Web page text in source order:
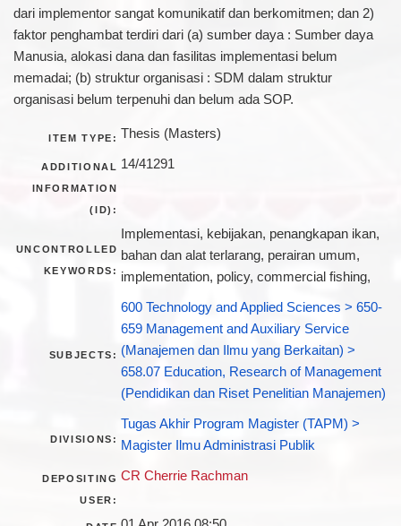
dari implementor sangat komunikatif dan berkomitmen; dan 2)
faktor penghambat terdiri dari (a) sumber daya : Sumber daya
Manusia, alokasi dana dan fasilitas implementasi belum
memadai; (b) struktur organisasi : SDM dalam struktur
organisasi belum terpenuhi dan belum ada SOP.
ITEM TYPE: Thesis (Masters)
ADDITIONAL
INFORMATION
(ID):
14/41291
UNCONTROLLED
KEYWORDS:
Implementasi, kebijakan, penangkapan ikan,
bahan dan alat terlarang, perairan umum,
implementation, policy, commercial fishing,
SUBJECTS:
600 Technology and Applied Sciences > 650-
659 Management and Auxiliary Service
(Manajemen dan Ilmu yang Berkaitan) >
658.07 Education, Research of Management
(Pendidikan dan Riset Penelitian Manajemen)
DIVISIONS:
Tugas Akhir Program Magister (TAPM) >
Magister Ilmu Administrasi Publik
DEPOSITING
USER:
CR Cherrie Rachman